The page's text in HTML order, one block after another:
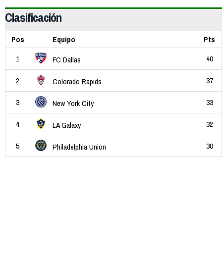
Clasificación
Pos Equipo
Pts
1
FC Dallas 40
2 Colorado Rapids 37
3 New York City 33
4 LA Galaxy 32
5 Philadelphia Union 30